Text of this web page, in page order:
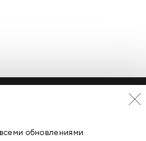
2021-2026Материалы сайта
обновлениями